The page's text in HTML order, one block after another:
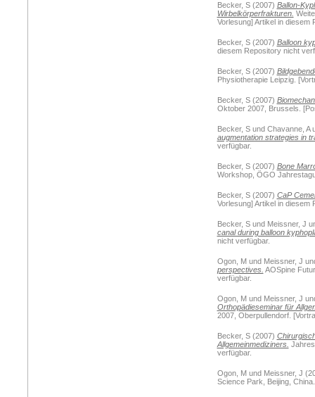
Becker, S(2007) Ballon-
Wirbelkörperfrakturen.
Vorlesung] Artikel in diesem
Becker, S(2007) Balloon
diesem Repository nicht
Becker, S(2007)
Physiotherapie Leipzig.
Becker, S(2007)
Oktober 2007, Brussels.
Becker, Sund Chavanne, A
augmentation strategies in
verfügbar.
Becker, S(2007) Bone
Workshop, ÖGO
Becker, S(2007) CaP
Vorlesung] Artikel in diesem
Becker, Sund Meissner, J
canal during balloon
nicht verfügbar.
Ogon, Mund Meissner, J
perspectives. AOSpine
verfügbar.
Ogon, Mund Meissner, J
Orthopädieseminar für
2007, Oberpullendorf.
Becker, S(2007)
Allgemeinmediziners.
verfügbar.
Ogon, Mund Meissner, J
Science Park, Beijing,